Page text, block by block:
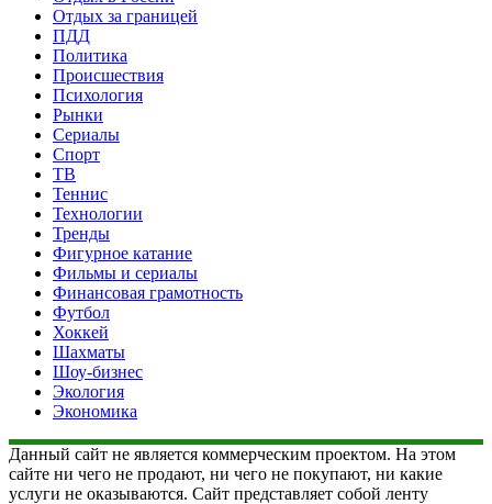
Отдых за границей
ПДД
Политика
Происшествия
Психология
Рынки
Сериалы
Спорт
ТВ
Теннис
Технологии
Тренды
Фигурное катание
Фильмы и сериалы
Финансовая грамотность
Футбол
Хоккей
Шахматы
Шоу-бизнес
Экология
Экономика
Данный сайт не является коммерческим проектом. На этом
сайте ни чего не продают, ни чего не покупают, ни какие
услуги не оказываются. Сайт представляет собой ленту